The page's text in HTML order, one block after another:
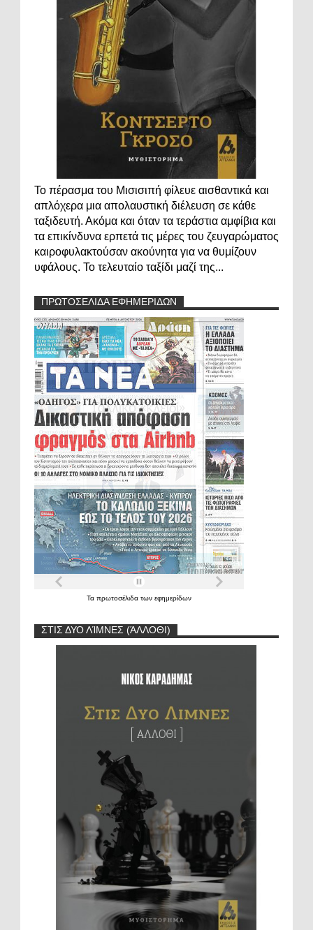
Το πέρασμα του Μισισιπή φίλευε αισθαντικά και
απλόχερα μια απολαυστική διέλευση σε κάθε
ταξιδευτή. Ακόμα και όταν τα τεράστια αμφίβια και
τα επικίνδυνα ερπετά τις μέρες του ζευγαρώματος
καιροφυλακτούσαν ακούνητα για να θυμίζουν
υφάλους. Το τελευταίο ταξίδι μαζί της...
ΠΡΩΤΟΣΕΛΙΔΑ ΕΦΗΜΕΡΙΔΩΝ
Τα πρωτοσέλιδα των εφημερίδων
ΣΤΙΣ ΔΥΟ ΛΊΜΝΕΣ (ΆΛΛΟΘΙ)